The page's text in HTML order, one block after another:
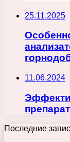
25.11.2025
11.06.2024
Последние